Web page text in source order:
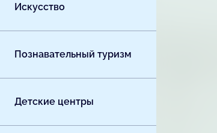
Искусство
Познавательный туризм
Детские центры